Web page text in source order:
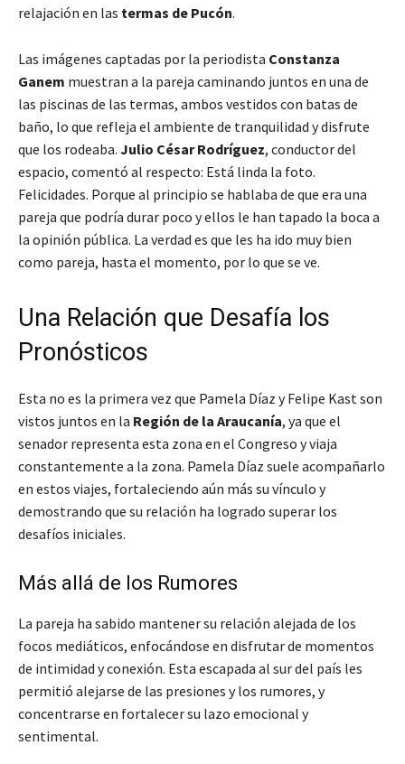
relajación en las termas de Pucón.
Las imágenes captadas por la periodista Constanza
Ganem muestran a la pareja caminando juntos en una de
las piscinas de las termas, ambos vestidos con batas de
baño, lo que refleja el ambiente de tranquilidad y disfrute
que los rodeaba. Julio César Rodríguez, conductor del
espacio, comentó al respecto: Está linda la foto.
Felicidades. Porque al principio se hablaba de que era una
pareja que podría durar poco y ellos le han tapado la boca a
la opinión pública. La verdad es que les ha ido muy bien
como pareja, hasta el momento, por lo que se ve.
Una Relación que Desafía los
Pronósticos
Esta no es la primera vez que Pamela Díaz y Felipe Kast son
vistos juntos en la Región de la Araucanía, ya que el
senador representa esta zona en el Congreso y viaja
constantemente a la zona. Pamela Díaz suele acompañarlo
en estos viajes, fortaleciendo aún más su vínculo y
demostrando que su relación ha logrado superar los
desafíos iniciales.
Más allá de los Rumores
La pareja ha sabido mantener su relación alejada de los
focos mediáticos, enfocándose en disfrutar de momentos
de intimidad y conexión. Esta escapada al sur del país les
permitió alejarse de las presiones y los rumores, y
concentrarse en fortalecer su lazo emocional y
sentimental.